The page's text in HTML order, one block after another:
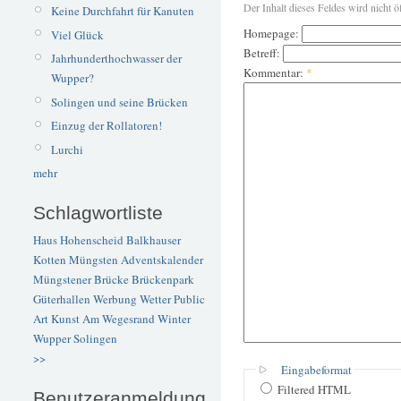
Keine Durchfahrt für Kanuten
Viel Glück
Jahrhunderthochwasser der
Wupper?
Solingen und seine Brücken
Einzug der Rollatoren!
Lurchi
mehr
Schlagwortliste
Haus Hohenscheid Balkhauser
Kotten Müngsten Adventskalender
Müngstener BrückeBrückenpark
Güterhallen Werbung WetterPublic
ArtKunstAm Wegesrand Winter
WupperSolingen
>>
Der Inhalt dieses Feldes wird nicht
Homepage:
Betreff:
Kommentar: *
Eingabeformat
Filtered HTML